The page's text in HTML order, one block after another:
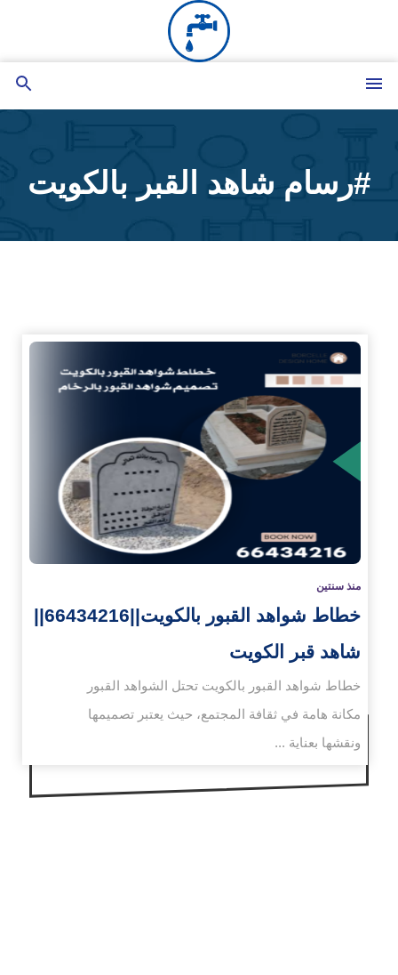
المحتوى
#رسام شاهد القبر بالكويت
منذ سنتين
خطاط شواهد القبور بالكويت||66434216||
شاهد قبر الكويت
خطاط شواهد القبور بالكويت تحتل الشواهد القبور
مكانة هامة في ثقافة المجتمع، حيث يعتبر تصميمها
ونقشها بعناية ...